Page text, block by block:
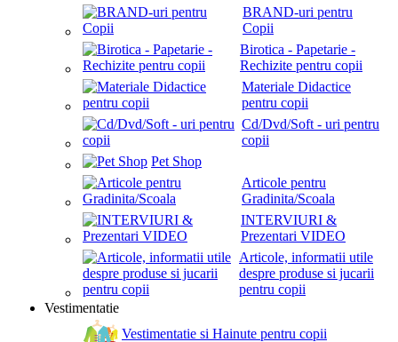
BRAND-uri pentru
Copii
Birotica - Papetarie -
Rechizite pentru copii
Materiale Didactice
pentru copii
Cd/Dvd/Soft - uri pentru
copii
Pet Shop
Articole pentru
Gradinita/Scoala
INTERVIURI &
Prezentari VIDEO
Articole, informatii utile
despre produse si jucarii
pentru copii
Vestimentatie
Vestimentatie si Hainute pentru copii